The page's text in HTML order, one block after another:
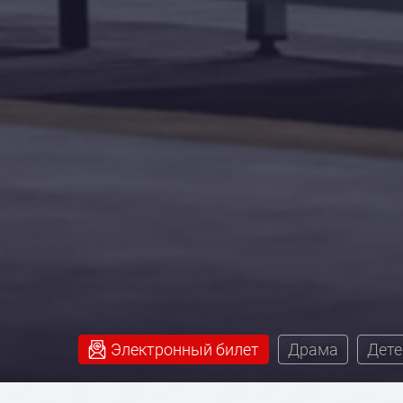
Электронный билет Драма